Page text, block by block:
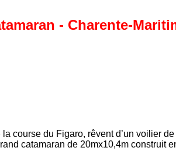
- Charente-
course du Figaro, rêvent d’un voilier
catamaran de 20mx10,4m construit